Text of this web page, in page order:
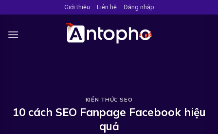
đến
nội
Giới thiệu Liên hệ Đăng nhập
KIẾN THỨC SEO
10 cách SEO Fanpage Facebook hiệu
quả